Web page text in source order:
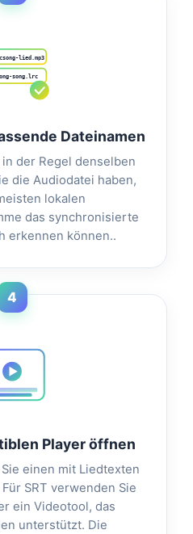
lied.mp3
song.lrc
Dateinamen
der Regel denselben
die Audiodatei haben,
lokalen
das synchronisierte
erkennen können..
4
Player öffnen
einen mit Liedtexten
SRT verwenden Sie
ein Videotool, das
unterstützt. Die